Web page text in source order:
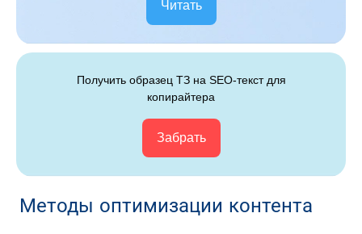
Читать
Получить образец ТЗ на SEO-текст для
копирайтера
Забрать
Методы оптимизации контента